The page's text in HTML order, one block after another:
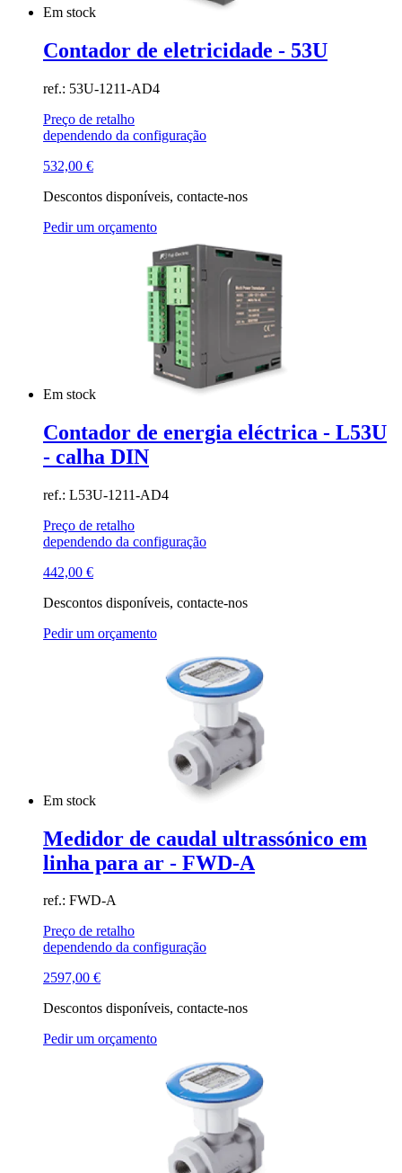
Em stock
Contador de eletricidade - 53U
ref.: 53U-1211-AD4
Preço de retalho
dependendo da configuração
532,00 €
Descontos disponíveis, contacte-nos
Pedir um orçamento
Em stock
Contador de energia eléctrica - L53U
- calha DIN
ref.: L53U-1211-AD4
Preço de retalho
dependendo da configuração
442,00 €
Descontos disponíveis, contacte-nos
Pedir um orçamento
Em stock
Medidor de caudal ultrassónico em
linha para ar - FWD-A
ref.: FWD-A
Preço de retalho
dependendo da configuração
2597,00 €
Descontos disponíveis, contacte-nos
Pedir um orçamento